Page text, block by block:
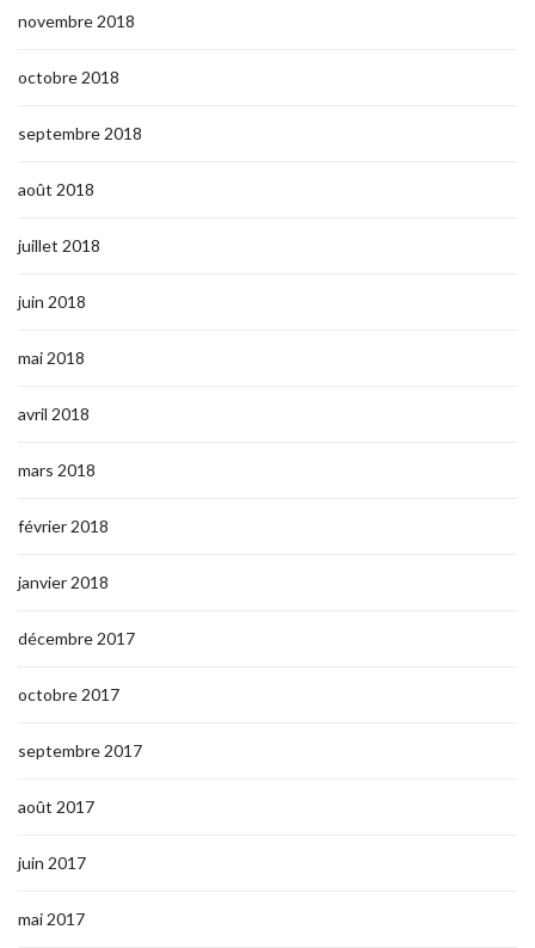
novembre 2018
octobre 2018
septembre 2018
août 2018
juillet 2018
juin 2018
mai 2018
avril 2018
mars 2018
février 2018
janvier 2018
décembre 2017
octobre 2017
septembre 2017
août 2017
juin 2017
mai 2017